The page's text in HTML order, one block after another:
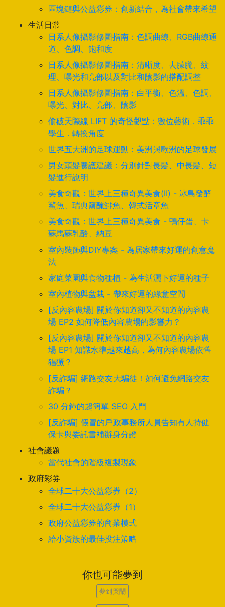
區塊鏈與公益彩券：創新結合，為社會帶來希望
生活日常
日系人像攝影修圖指南：色調曲線、RGB曲線通
道、色調、飽和度
日系人像攝影修圖指南：清晰度、去朦朧、紋
理、曝光和亮部以及對比和陰影的搭配調整
日系人像攝影修圖指南：白平衡、色溫、色調、
曝光、對比、亮部、陰影
偷破天際線 LIFT 的奇怪觀點：數位藝術．乖乖
學生．轉換角度
世界五大洲的足球運動：美洲與歐洲的足球發展
男女頭髮養護建議：分別針對長髮、中長髮、短
髮進行說明
美食奇觀：世界上三種奇異美食(II) - 冰島發酵
鯊魚、瑞典鹽醃鯡魚、韓式活章魚
美食奇觀：世界上三種奇異美食 - 鴨仔蛋、卡
蘇馬蘇乳酪、納豆
室內裝飾與DIY專案 - 為居家帶來好運的創意魔
法
家庭菜園與食物種植 - 為生活灑下好運的種子
室內植物與盆栽 - 帶來好運的綠意空間
[反內容農場] 關於你知道卻又不知道的內容農
場 EP2 如何降低內容農場的影響力？
[反內容農場] 關於你知道卻又不知道的內容農
場 EP1 知識水準越來越高，為何內容農場依舊
猖獗？
[反詐騙] 網路交友大騙徒！如何避免網路交友
詐騙？
30 分鐘的超簡單 SEO 入門
[反詐騙] 假冒的戶政事務所人員告知有人持健
保卡與委託書補辦身分證
社會議題
當代社會的階級複製現象
政府彩券
全球二十大公益彩券（2）
全球二十大公益彩券（1）
政府公益彩券的商業模式
給小資族的最佳投注策略
你也可能夢到
夢到哭鬧